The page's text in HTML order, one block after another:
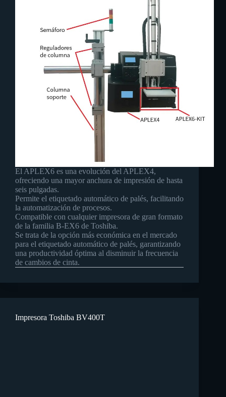
El APLEX6 es una evolución del APLEX4,
ofreciendo una mayor anchura de impresión de hasta
seis pulgadas.
Permite el etiquetado automático de palés, facilitando
la automatización de procesos.
Compatible con cualquier impresora de gran formato
de la familia B-EX6 de Toshiba.
Se trata de la opción más económica en el mercado
para el etiquetado automático de palés, garantizando
una productividad óptima al disminuir la frecuencia
de cambios de cinta.
Impresora Toshiba BV400T